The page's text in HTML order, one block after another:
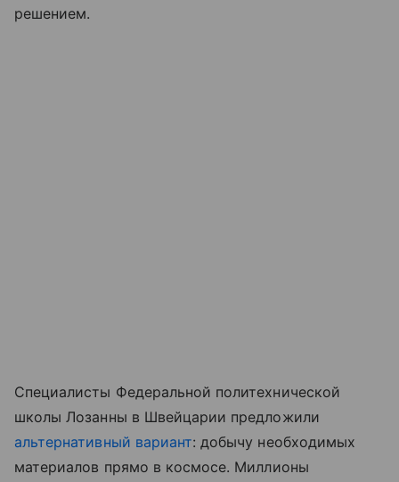
решением.
Специалисты Федеральной политехнической
школы Лозанны в Швейцарии предложили
альтернативный вариант: добычу необходимых
материалов прямо в космосе. Миллионы